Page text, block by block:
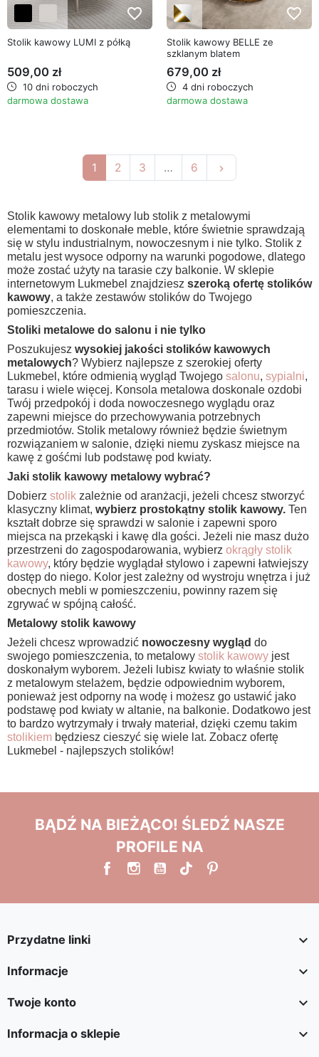
favorite_border
Stolik kawowy LUMI z półką
509,00 zł
10 dni roboczych
darmowa dostawa
favorite_border
Stolik kawowy BELLE ze
szklanym blatem
679,00 zł
4 dni roboczych
darmowa dostawa
1 2 3 … 6 keyboard_arrow_right
Stolik kawowy metalowy lub stolik z metalowymi
elementami to doskonałe meble, które świetnie sprawdzają
się w stylu industrialnym, nowoczesnym i nie tylko. Stolik z
metalu jest wysoce odporny na warunki pogodowe, dlatego
może zostać użyty na tarasie czy balkonie. W sklepie
internetowym Lukmebel znajdziesz szeroką ofertę stolików
kawowy, a także zestawów stolików do Twojego
pomieszczenia.
Stoliki metalowe do salonu i nie tylko
Poszukujesz wysokiej jakości stolików kawowych
metalowych? Wybierz najlepsze z szerokiej oferty
Lukmebel, które odmienią wygląd Twojego salonu, sypialni,
tarasu i wiele więcej. Konsola metalowa doskonale ozdobi
Twój przedpokój i doda nowoczesnego wyglądu oraz
zapewni miejsce do przechowywania potrzebnych
przedmiotów. Stolik metalowy również będzie świetnym
rozwiązaniem w salonie, dzięki niemu zyskasz miejsce na
kawę z gośćmi lub podstawę pod kwiaty.
Jaki stolik kawowy metalowy wybrać?
Dobierz stolik zależnie od aranżacji, jeżeli chcesz stworzyć
klasyczny klimat, wybierz prostokątny stolik kawowy. Ten
kształt dobrze się sprawdzi w salonie i zapewni sporo
miejsca na przekąski i kawę dla gości. Jeżeli nie masz dużo
przestrzeni do zagospodarowania, wybierz okrągły stolik
kawowy, który będzie wyglądał stylowo i zapewni łatwiejszy
dostęp do niego. Kolor jest zależny od wystroju wnętrza i już
obecnych mebli w pomieszczeniu, powinny razem się
zgrywać w spójną całość.
Metalowy stolik kawowy
Jeżeli chcesz wprowadzić nowoczesny wygląd do
swojego pomieszczenia, to metalowy stolik kawowy jest
doskonałym wyborem. Jeżeli lubisz kwiaty to właśnie stolik
z metalowym stelażem, będzie odpowiednim wyborem,
ponieważ jest odporny na wodę i możesz go ustawić jako
podstawę pod kwiaty w altanie, na balkonie. Dodatkowo jest
to bardzo wytrzymały i trwały materiał, dzięki czemu takim
stolikiem będziesz cieszyć się wiele lat. Zobacz ofertę
Lukmebel - najlepszych stolików!
BĄDŹ NA BIEŻĄCO! ŚLEDŹ NASZE
PROFILE NA
Przydatne linki 
Informacje 
Twoje konto 
Informacja o sklepie 